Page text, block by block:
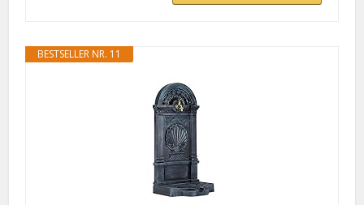
BESTSELLER NR. 11